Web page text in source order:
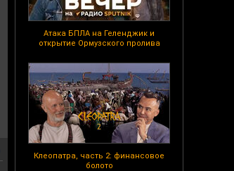
Атака БПЛА на Геленджик и
открытие Ормузского пролива
Клеопатра, часть 2: финансовое
болото